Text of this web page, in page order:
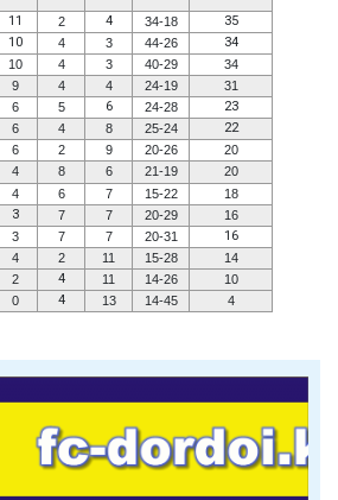
11 2 4 34-18 35
10 4 3 44-26 34
10 4 3 40-29
34
9 4 4 24-19
31
6 5 6 24-28 23
6 4 8 25-24 22
6 2 9 20-26
20
4 8 6 21-19
20
4 6 7 15-22
18
3 7 7 20-29
16
3 7 7 20-31 16
4 2 11 15-28
14
2 4 11 14-26
10
0 4 13 14-45 4